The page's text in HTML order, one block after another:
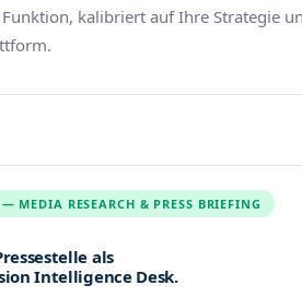
kalibriert auf Ihre Strategie
MEDIA RESEARCH & PRESS BRIEFING
als
Intelligence Desk.